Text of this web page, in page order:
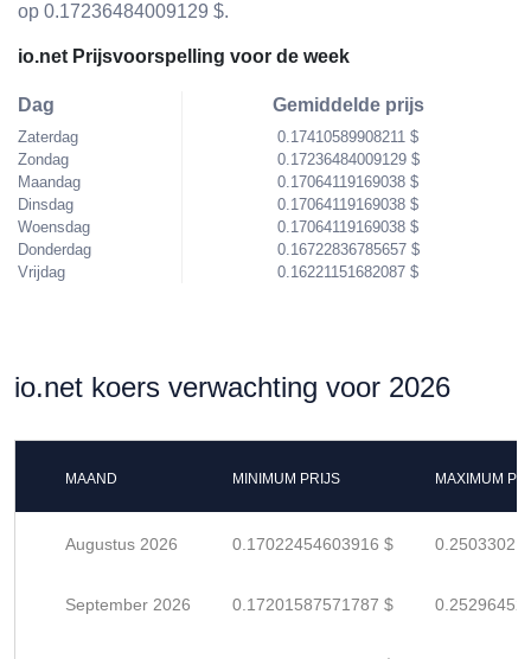
op 0.17236484009129 $.
io.net Prijsvoorspelling voor de week
Dag
Zaterdag
Zondag
Maandag
Dinsdag
Woensdag
Donderdag
Vrijdag
Gemiddelde prijs
0.17410589908211 $
0.17236484009129 $
0.17064119169038 $
0.17064119169038 $
0.17064119169038 $
0.16722836785657 $
0.16221151682087 $
io.net koers verwachting voor 2026
MAAND MINIMUM PRIJS MAXIMUM
Augustus 2026 0.17022454603916 $
September 2026 0.17201587571787 $